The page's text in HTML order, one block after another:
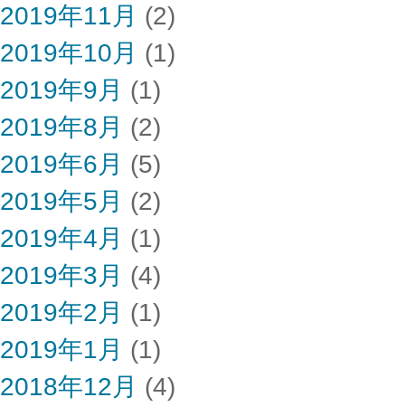
2019年11月 (2)
2019年10月 (1)
2019年9月 (1)
2019年8月 (2)
2019年6月 (5)
2019年5月 (2)
2019年4月 (1)
2019年3月 (4)
2019年2月 (1)
2019年1月 (1)
2018年12月 (4)